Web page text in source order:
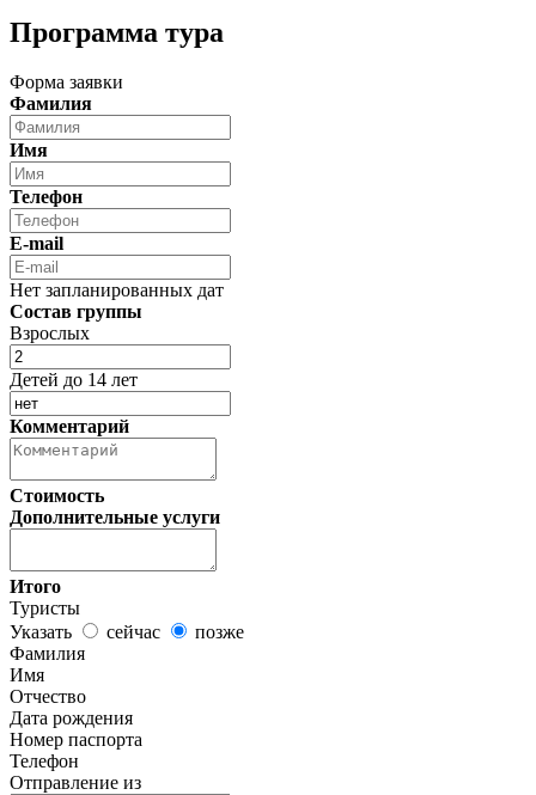
Программа тура
Форма заявки
Фамилия
Имя
Телефон
E-mail
Нет запланированных дат
Состав группы
Взрослых
Детей до 14 лет
Комментарий
Стоимость
Дополнительные услуги
Итого
Туристы
Указать
сейчас
позже
Фамилия
Имя
Отчество
Дата рождения
Номер паспорта
Телефон
Отправление из